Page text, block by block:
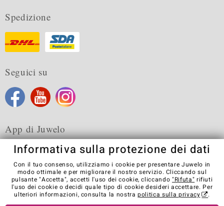
Spedizione
Seguici su
App di Juwelo
Condizioni generali di vendita Informativa Privacy
Cookies
Note legali
Contatti Recedere dal contratto
Informativa sulla protezione dei dati
Con il tuo consenso, utilizziamo i cookie per presentare Juwelo in
modo ottimale e per migliorare il nostro servizio. Cliccando sul
pulsante "Accetta", accetti l'uso dei cookie, cliccando "Rifuta" rifiuti
l'uso dei cookie o decidi quale tipo di cookie desideri accettare. Per
ulteriori informazioni, consulta la nostrapolitica sulla privacy .